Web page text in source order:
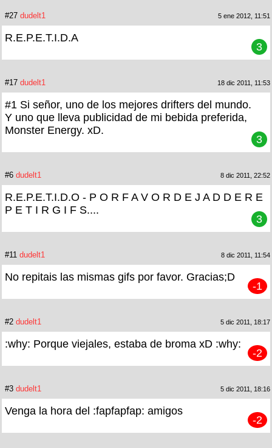
#27 dudelt1 5 ene 2012, 11:51
R.E.P.E.T.I.D.A
3
#17 dudelt1 18 dic 2011, 11:53
#1 Si señor, uno de los mejores drifters del mundo.
Y uno que lleva publicidad de mi bebida preferida,
Monster Energy. xD.
3
#6 dudelt1 8 dic 2011, 22:52
R.E.P.E.T.I.D.O - P O R F A V O R D E J A D D E R E
P E T I R G I F S....
3
#11 dudelt1 8 dic 2011, 11:54
No repitais las mismas gifs por favor. Gracias;D
-1
#2 dudelt1 5 dic 2011, 18:17
:why: Porque viejales, estaba de broma xD :why:
-2
#3 dudelt1 5 dic 2011, 18:16
Venga la hora del :fapfapfap: amigos
-2